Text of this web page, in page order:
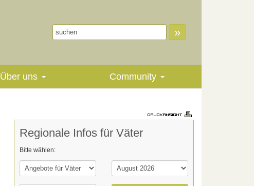
»
Über uns Community
Regionale Infos für Väter
Bitte wählen: